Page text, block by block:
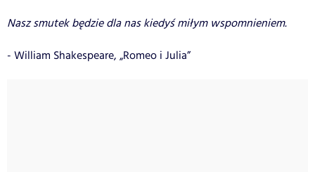
Nasz smutek będzie dla nas kiedyś miłym wspomnieniem.
- William Shakespeare, „Romeo i Julia”